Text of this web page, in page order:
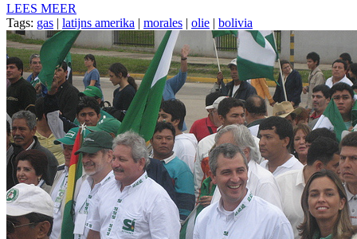
LEES MEER
Tags: gas | latijns amerika | morales | olie | bolivia